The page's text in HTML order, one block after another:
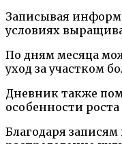
Записывая
условиях
По дням месяца
уход за участком
Дневник также
особенности
Благодаря